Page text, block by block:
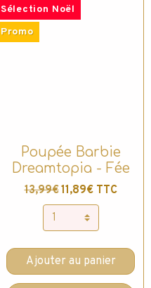
Sélection Noël
Promo
Poupée Barbie
Dreamtopia - Fée
13,99€11,89€ TTC
Ajouter au panier